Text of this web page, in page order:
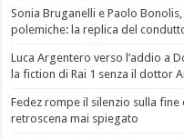
Sonia Bruganelli e Paolo
polemiche: la replica del
Luca Argentero verso l’addio a
la fiction di Rai 1 senza il dottor
Fedez rompe il silenzio sulla fine
retroscena mai spiegato